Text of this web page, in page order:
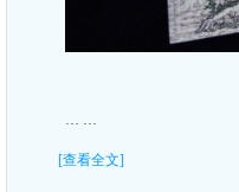
… …
[查看全文]